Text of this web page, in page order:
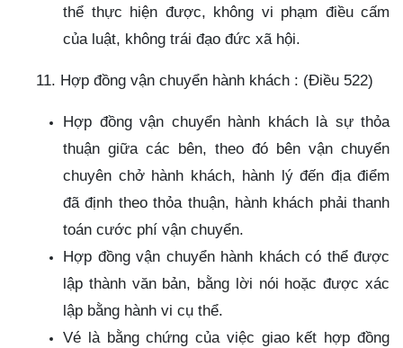
thể thực hiện được, không vi phạm điều cấm
của luật, không trái đạo đức xã hội.
11. Hợp đồng vận chuyển hành khách : (Điều 522)
Hợp đồng vận chuyển hành khách là sự thỏa
thuận giữa các bên, theo đó bên vận chuyển
chuyên chở hành khách, hành lý đến địa điểm
đã định theo thỏa thuận, hành khách phải thanh
toán cước phí vận chuyển.
Hợp đồng vận chuyển hành khách có thể được
lập thành văn bản, bằng lời nói hoặc được xác
lập bằng hành vi cụ thể.
Vé là bằng chứng của việc giao kết hợp đồng